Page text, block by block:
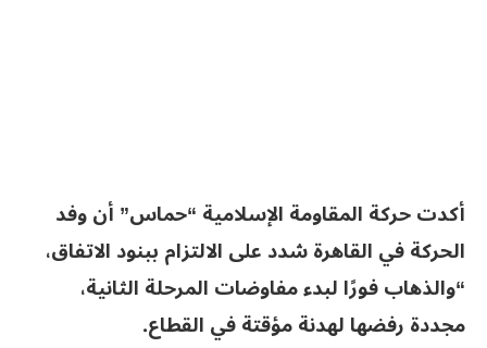
أكدت حركة المقاومة الإسلامية “حماس” أن وفد
الحركة في القاهرة شدد على الالتزام ببنود الاتفاق،
“والذهاب فورًا لبدء مفاوضات المرحلة الثانية،
مجددة رفضها لهدنة مؤقتة في القطاع.